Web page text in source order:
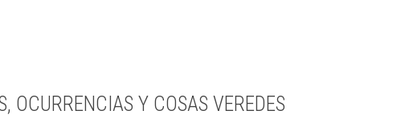
OCURRENCIAS Y COSAS VEREDES